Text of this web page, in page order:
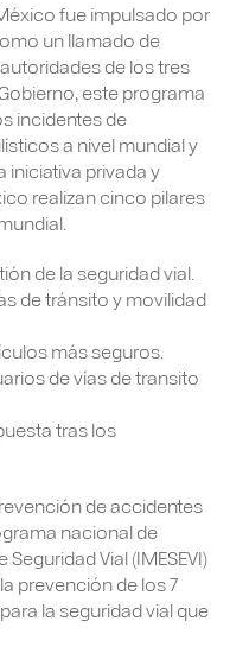
fue impulsado por
un llamado de
de los tres
este programa
incidentes de
a nivel mundial y
iniciativa privada y
realizan cinco pilares
de la seguridad vial.
de tránsito y movilidad
más seguros.
de vías de transito
tras los
de accidentes
nacional de
Vial (IMESEVI)
prevención de los 7
la seguridad vial que